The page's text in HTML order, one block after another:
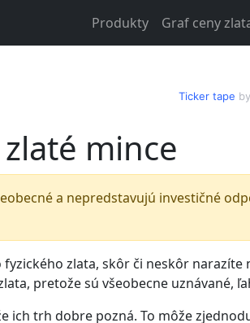
Produkty Graf ceny
Ticker tape
mince
a nepredstavujú investičné
zlata, skôr či neskôr narazíte
pretože sú všeobecne uznávané,
ich trh dobre pozná. To môže